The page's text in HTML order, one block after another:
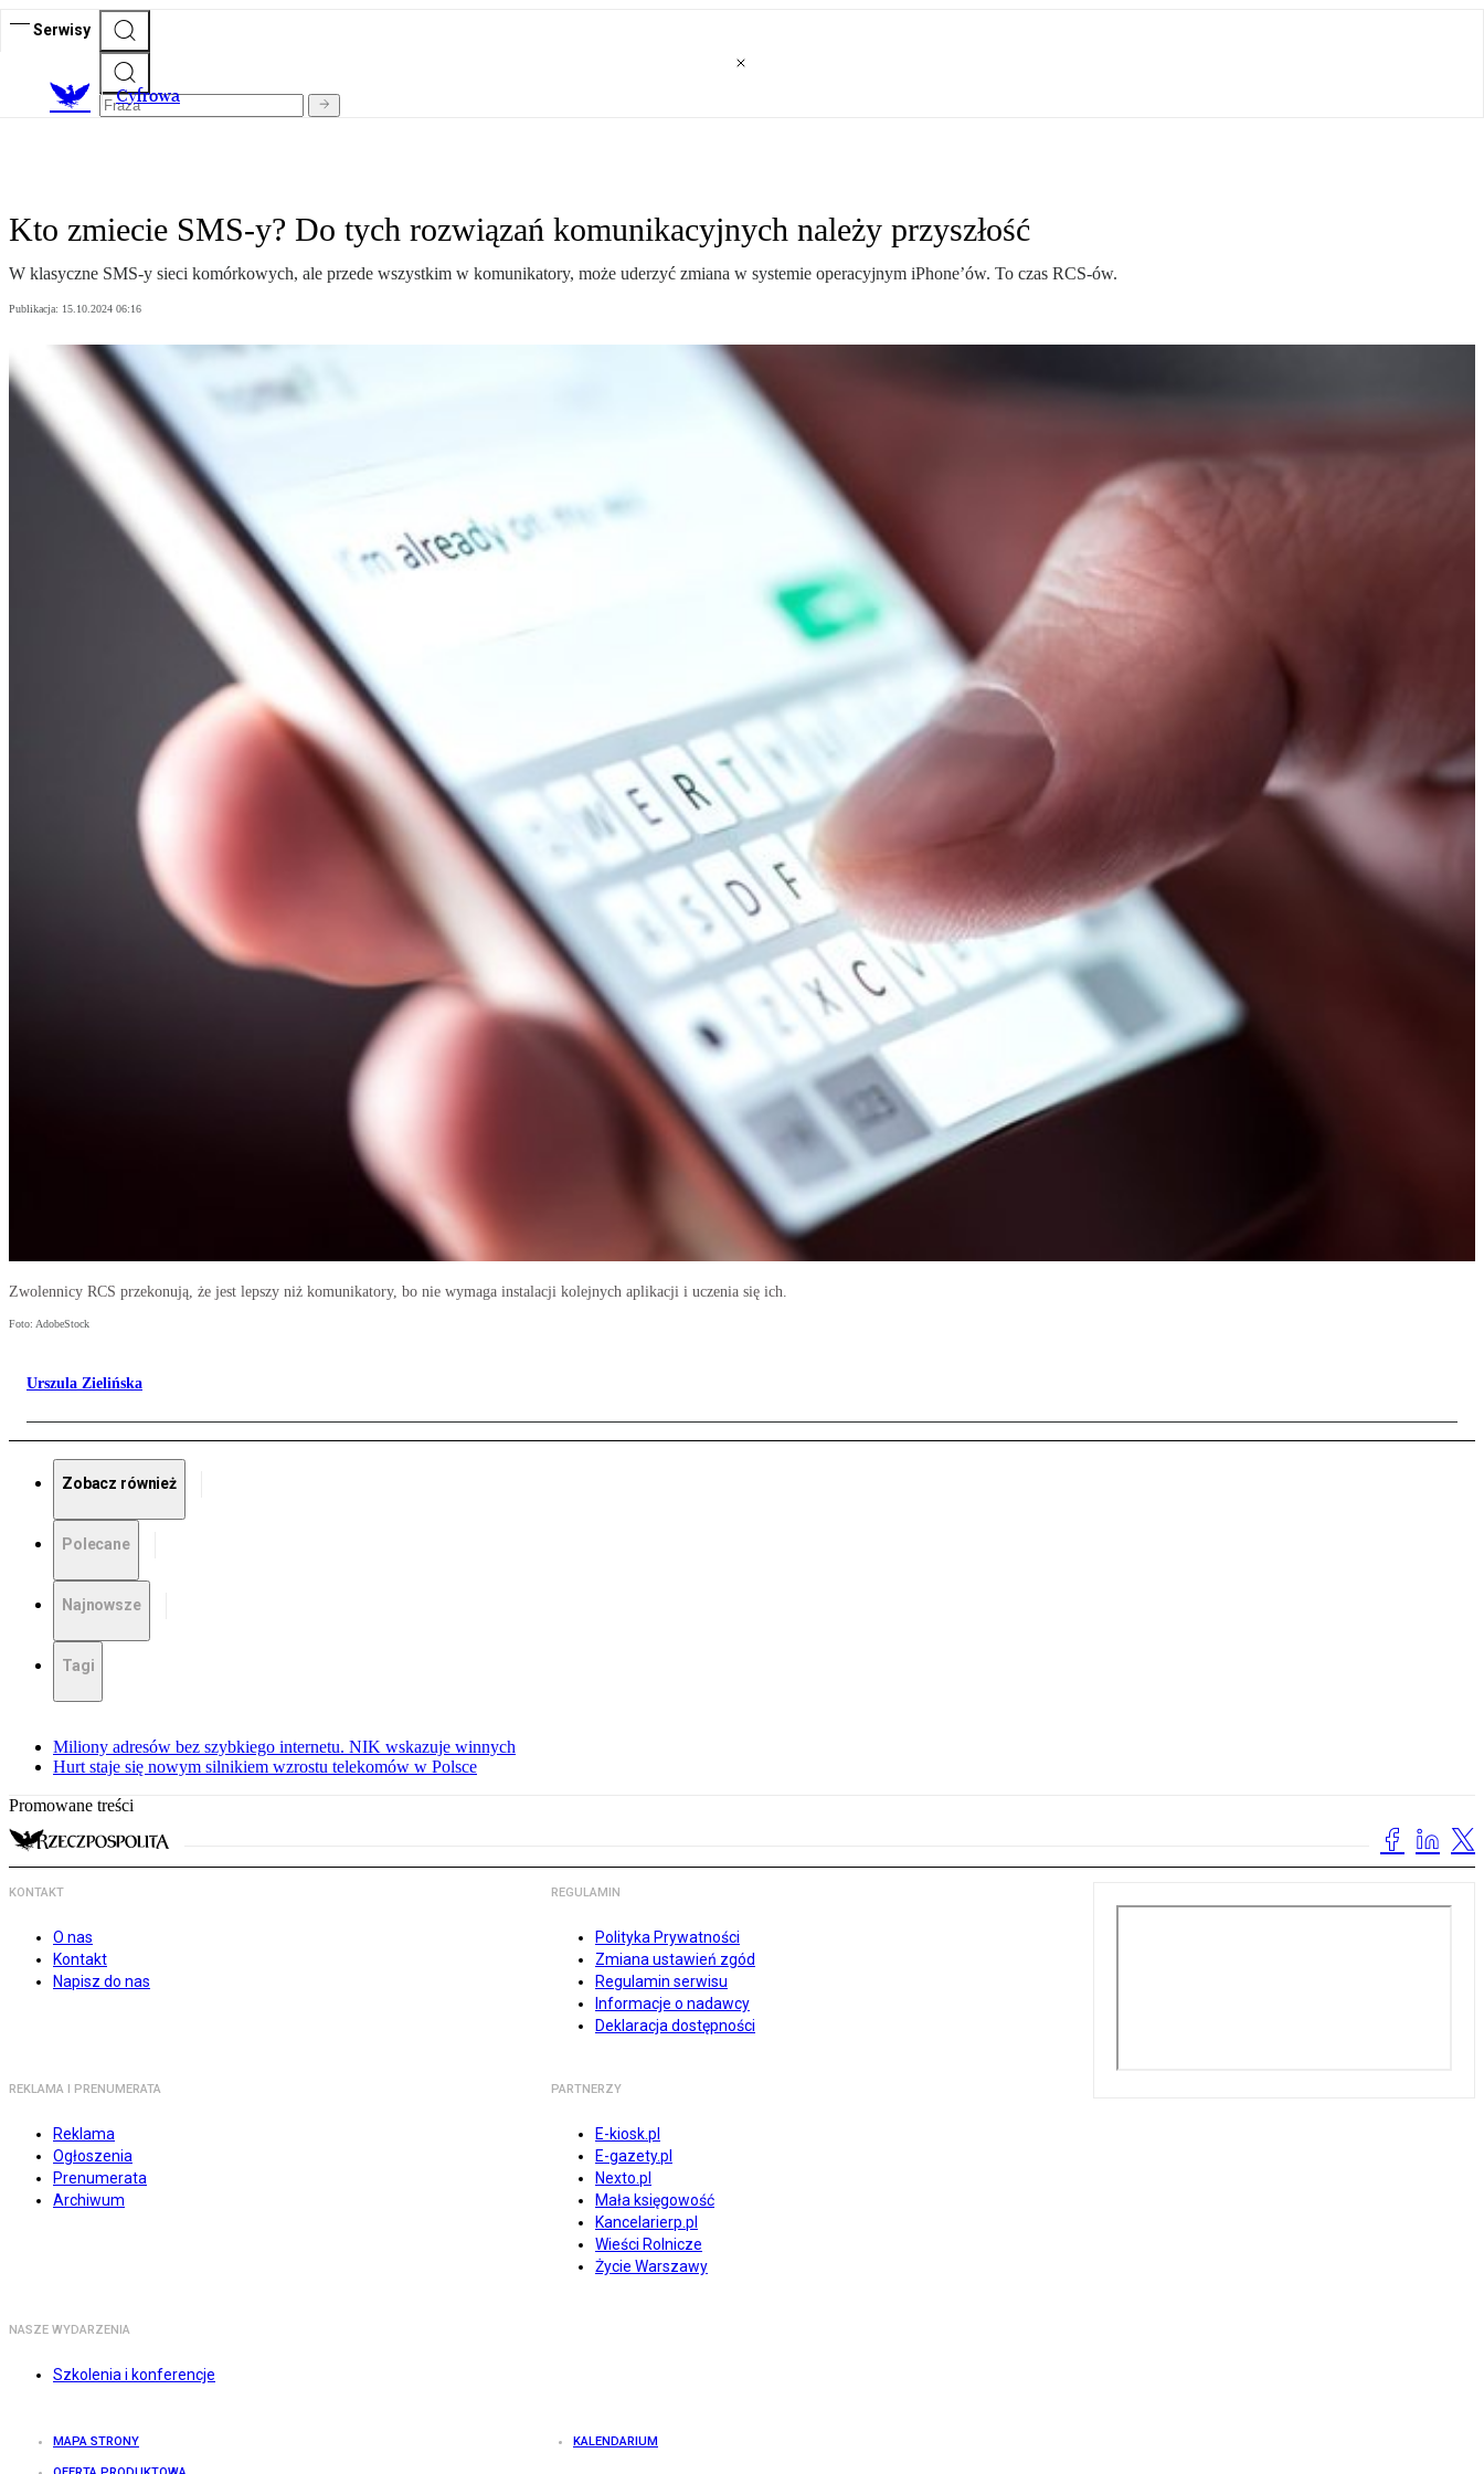
Serwisy
Cyfrowa
Kto zmiecie SMS-y? Do tych rozwiązań komunikacyjnych należy przyszłość
W klasyczne SMS-y sieci komórkowych, ale przede wszystkim w komunikatory, może uderzyć zmiana w systemie operacyjnym iPhone’ów. To czas RCS-ów.
Publikacja: 15.10.2024 06:16
Zwolennicy RCS przekonują, że jest lepszy niż komunikatory, bo nie wymaga instalacji kolejnych aplikacji i uczenia się ich.
Foto: AdobeStock
Urszula Zielińska
Zobacz również
Polecane
Najnowsze
Tagi
Miliony adresów bez szybkiego internetu. NIK wskazuje winnych
Hurt staje się nowym silnikiem wzrostu telekomów w Polsce
Promowane treści
KONTAKT
O nas
Kontakt
Napisz do nas
REGULAMIN
Polityka Prywatności
Zmiana ustawień zgód
Regulamin serwisu
Informacje o nadawcy
Deklaracja dostępności
REKLAMA I PRENUMERATA
Reklama
Ogłoszenia
Prenumerata
Archiwum
PARTNERZY
E-kiosk.pl
E-gazety.pl
Nexto.pl
Mała księgowość
Kancelarierp.pl
Wieści Rolnicze
Życie Warszawy
NASZE WYDARZENIA
Szkolenia i konferencje
MAPA STRONY KALENDARIUM